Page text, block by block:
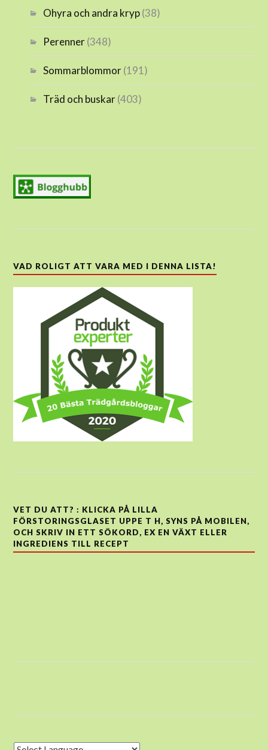
Ohyra och andra kryp(38)
Perenner(348)
Sommarblommor(191)
Träd och buskar(403)
VAD ROLIGT ATT VARA MED I DENNA LISTA!
VET DU ATT? : KLICKA PÅ LILLA
FÖRSTORINGSGLASET UPPE T H, SYNS PÅ MOBILEN,
OCH SKRIV IN ETT SÖKORD, EX EN VÄXT ELLER
INGREDIENS TILL RECEPT